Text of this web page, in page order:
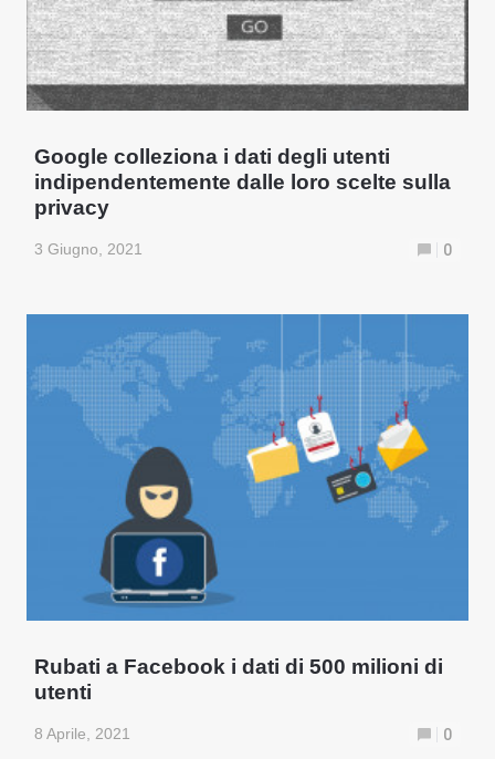
Google colleziona i dati degli utenti
indipendentemente dalle loro scelte sulla
privacy
3 Giugno, 2021 0
Rubati a Facebook i dati di 500 milioni di
utenti
8 Aprile, 2021 0